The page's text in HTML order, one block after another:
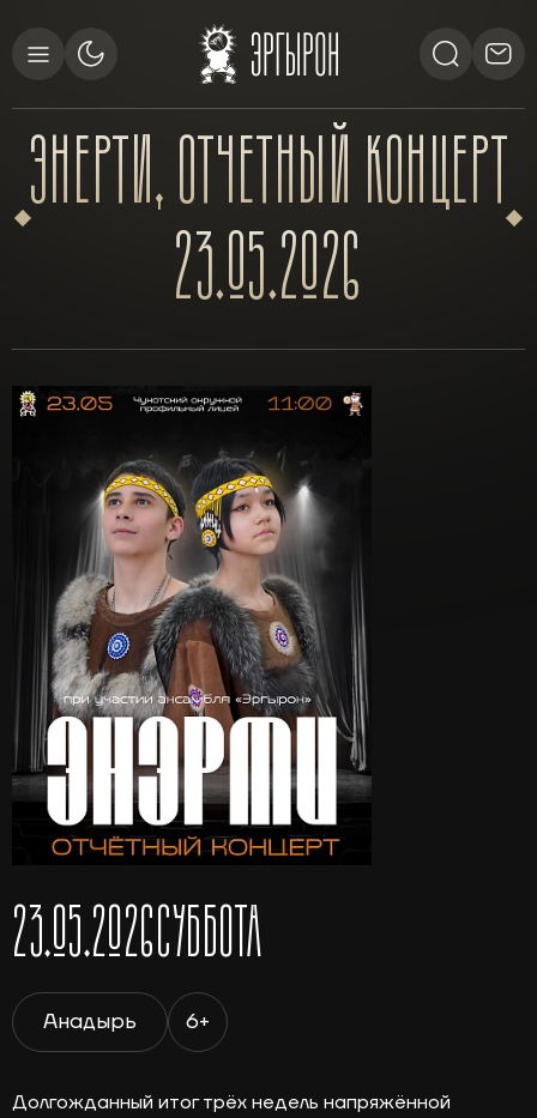
ЭНЕРТИ,ОТЧЕТНЫЙ КОНЦЕРТ
23.05.2026
23.05.2026СУББОТА
Анадырь 6+
Долгожданный итог трёх недель напряжённой